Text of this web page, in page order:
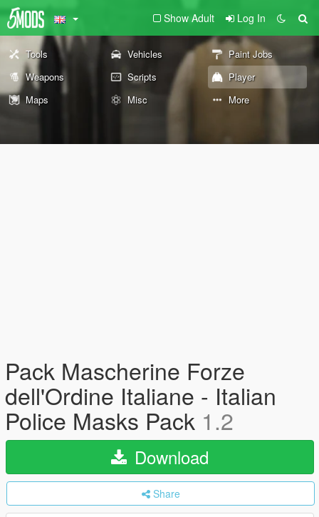
Show Adult Log In
Tools Vehicles
Paint Jobs
Weapons
Scripts
Player
Maps
Misc More
Pack Mascherine Forze
dell'Ordine Italiane - Italian
Police Masks Pack 1.2
Download
Share